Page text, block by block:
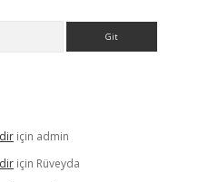
için admin
için Rüveyda